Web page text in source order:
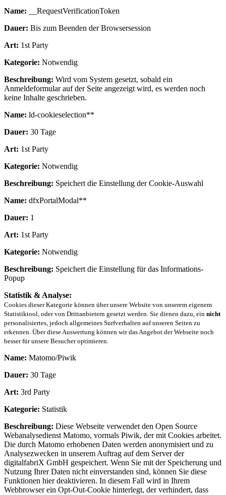
Name: __RequestVerificationToken
Dauer: Bis zum Beenden der Browsersession
Art: 1st Party
Kategorie: Notwendig
Beschreibung: Wird vom System gesetzt, sobald ein
Anmeldeformular auf der Seite angezeigt wird, es werden noch
keine Inhalte geschrieben.
Name: ld-cookieselection**
Dauer: 30 Tage
Art: 1st Party
Kategorie: Notwendig
Beschreibung: Speichert die Einstellung der Cookie-Auswahl
Name: dfxPortalModal**
Dauer: 1
Art: 1st Party
Kategorie: Notwendig
Beschreibung: Speichert die Einstellung für das Informations-
Popup
Statistik & Analyse:
Cookies dieser Kategorie können über unsere Website von unserem eigenem
Statistiktool, oder von Drittanbietern gesetzt werden. Sie dienen dazu, ein nicht
personalisiertes, jedoch allgemeines Surfverhalten auf unseren Seiten zu
erkennen. Über diese Auswertung können wir das Angebot der Webseite noch
besser für unsere Besucher optimieren.
Name: Matomo/Piwik
Dauer: 30 Tage
Art: 3rd Party
Kategorie: Statistik
Beschreibung: Diese Webseite verwendet den Open Source
Webanalysedienst Matomo, vormals Piwik, der mit Cookies arbeitet.
Die durch Matomo erhobenen Daten werden anonymisiert und zu
Analysezwecken in unserem Auftrag auf dem Server der
digitalfabriX GmbH gespeichert. Wenn Sie mit der Speicherung und
Nutzung Ihrer Daten nicht einverstanden sind, können Sie diese
Funktionen hier deaktivieren. In diesem Fall wird in Ihrem
Webbrowser ein Opt-Out-Cookie hinterlegt, der verhindert, dass